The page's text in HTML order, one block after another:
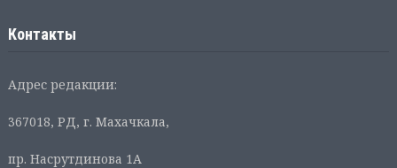
Контакты
Адрес редакции:
367018, РД, г. Махачкала,
пр. Насрутдинова 1А